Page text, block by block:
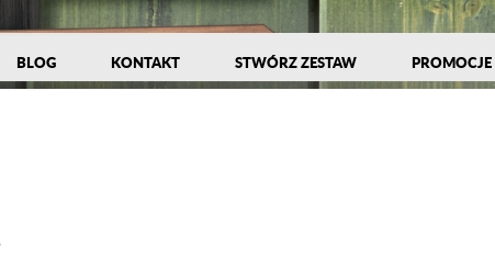
BLOG KONTAKT STWÓRZ ZESTAW PROMOCJE